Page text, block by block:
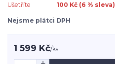
Ušetříte 100 Kč (6 % sleva)
Nejsme plátci DPH
1 599 Kč/ks